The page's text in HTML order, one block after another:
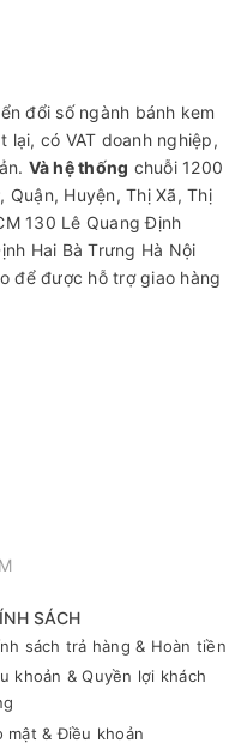
SÁCH
sách trả hàng & Hoàn tiền
khoản & Quyền lợi khách
mật & Điều khoản
đổi số ngành bánh kem
lại, có VAT doanh nghiệp,
Và hệ thống chuỗi 1200
Huyện, Thị Xã, Thị
130 Lê Quang Định
Hai Bà Trưng Hà Nội
để được hỗ trợ giao hàng